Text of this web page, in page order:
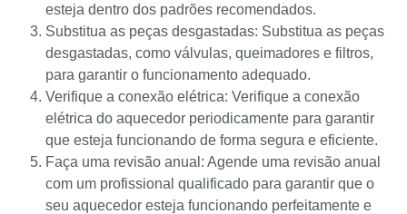
esteja dentro dos padrões recomendados.
Substitua as peças desgastadas: Substitua as peças
desgastadas, como válvulas, queimadores e filtros,
para garantir o funcionamento adequado.
Verifique a conexão elétrica: Verifique a conexão
elétrica do aquecedor periodicamente para garantir
que esteja funcionando de forma segura e eficiente.
Faça uma revisão anual: Agende uma revisão anual
com um profissional qualificado para garantir que o
seu aquecedor esteja funcionando perfeitamente e